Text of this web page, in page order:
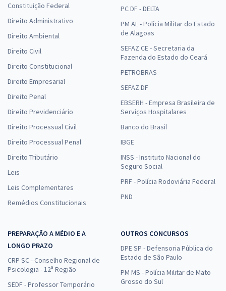
Constituição Federal
Direito Administrativo
Direito Ambiental
Direito Civil
Direito Constitucional
Direito Empresarial
Direito Penal
Direito Previdenciário
Direito Processual Civil
Direito Processual Penal
Direito Tributário
Leis
Leis Complementares
Remédios Constitucionais
PC DF - DELTA
PM AL - Polícia Militar do Estado
de Alagoas
SEFAZ CE - Secretaria da
Fazenda do Estado do Ceará
PETROBRAS
SEFAZ DF
EBSERH - Empresa Brasileira de
Serviços Hospitalares
Banco do Brasil
IBGE
INSS - Instituto Nacional do
Seguro Social
PRF - Polícia Rodoviária Federal
PND
PREPARAÇÃO A MÉDIO E A
LONGO PRAZO
CRP SC - Conselho Regional de
Psicologia - 12ª Região
SEDF - Professor Temporário
OUTROS CONCURSOS
DPE SP - Defensoria Pública do
Estado de São Paulo
PM MS - Polícia Militar de Mato
Grosso do Sul